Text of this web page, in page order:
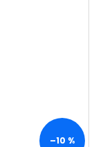
–10 %